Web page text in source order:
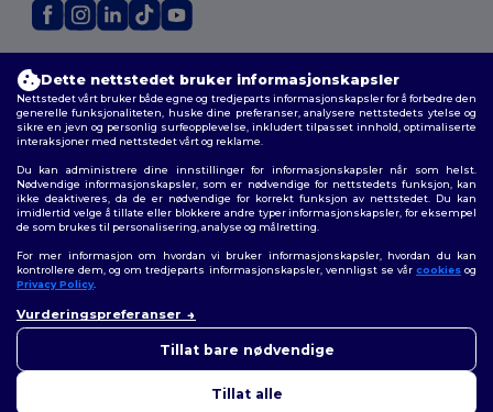
Generelle Vilkår|personvernerklæring|Retningslinjer for
informasjonskapsler|Nettstedsoversikt
Dette nettstedet bruker informasjonskapsler
Nettstedet vårt bruker både egne og tredjeparts informasjonskapsler for å forbedre den
generelle funksjonaliteten, huske dine preferanser, analysere nettstedets ytelse og
sikre en jevn og personlig surfeopplevelse, inkludert tilpasset innhold, optimaliserte
interaksjoner med nettstedet vårt og reklame.
Du kan administrere dine innstillinger for informasjonskapsler når som helst.
Nødvendige informasjonskapsler, som er nødvendige for nettstedets funksjon, kan
ikke deaktiveres, da de er nødvendige for korrekt funksjon av nettstedet. Du kan
imidlertid velge å tillate eller blokkere andre typer informasjonskapsler, for eksempel
de som brukes til personalisering, analyse og målretting.
For mer informasjon om hvordan vi bruker informasjonskapsler, hvordan du kan
kontrollere dem, og om tredjeparts informasjonskapsler, vennligst se vår cookiesog
Privacy Policy.
Vurderingspreferanser
Tillat bare nødvendige
Tillat alle
bekymringer, kan du kontakte
vår er her for å hjelpe.